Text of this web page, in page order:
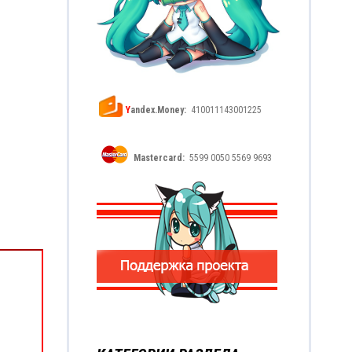
Yandex.Money:410011143001225
Mastercard:5599 0050 5569 9693